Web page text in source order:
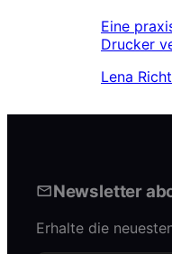
Eine
Drucker
Lena
Newsletter
Erhalte die